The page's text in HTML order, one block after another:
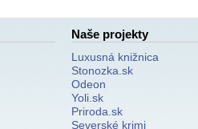
Naše projekty
Luxusná knižnica
Stonozka.sk
Odeon
Yoli.sk
Priroda.sk
Severské krimi